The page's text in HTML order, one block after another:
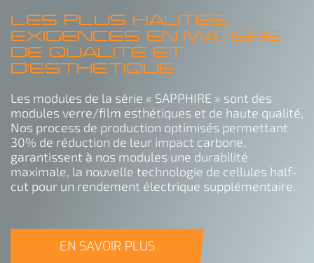
LES PLUS HAUTES
EXIGENCES EN MATIÈRE
DE QUALITÉ ET
D'ESTHÉTIQUE
Les modules de la série « SAPPHIRE » sont des
modules verre/film esthétiques et de haute qualité,
Nos process de production optimisés permettant
30% de réduction de leur impact carbone,
garantissent à nos modules une durabilité
maximale, la nouvelle technologie de cellules half-
cut pour un rendement électrique supplémentaire.
EN SAVOIR PLUS